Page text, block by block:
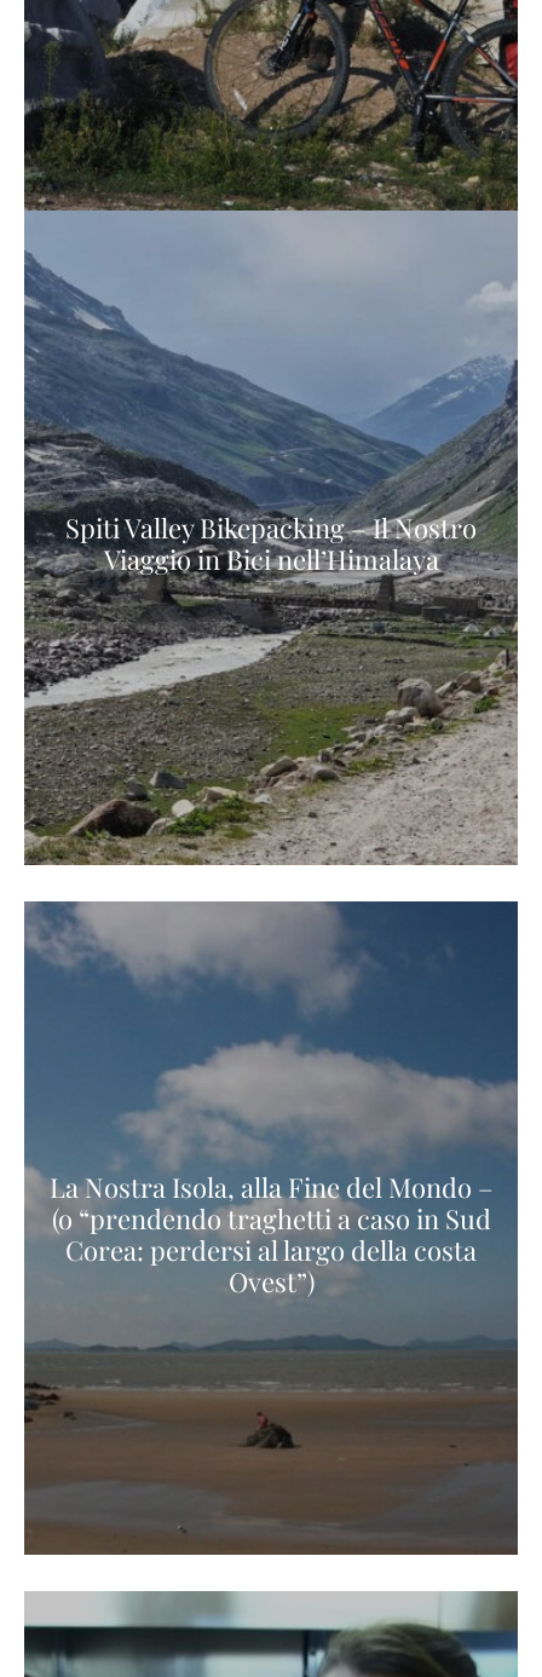
Spiti Valley Bikepacking – Il Nostro
Viaggio in Bici nell’Himalaya
La Nostra Isola, alla Fine del Mondo –
(o “prendendo traghetti a caso in Sud
Corea: perdersi al largo della costa
Ovest”)